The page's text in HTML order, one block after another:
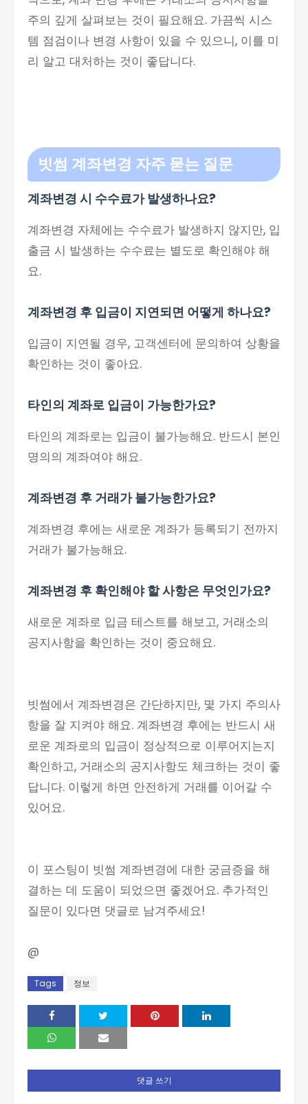
주의 깊게 살펴보는 것이 필요해요. 가끔씩 시스
템 점검이나 변경 사항이 있을 수 있으니, 이를 미
리 알고 대처하는 것이 좋답니다.
빗썸 계좌변경 자주 묻는 질문
계좌변경 시 수수료가 발생하나요?
계좌변경 자체에는 수수료가 발생하지 않지만, 입
출금 시 발생하는 수수료는 별도로 확인해야 해
요.
계좌변경 후 입금이 지연되면 어떻게 하나요?
입금이 지연될 경우, 고객센터에 문의하여 상황을
확인하는 것이 좋아요.
타인의 계좌로 입금이 가능한가요?
타인의 계좌로는 입금이 불가능해요. 반드시 본인
명의의 계좌여야 해요.
계좌변경 후 거래가 불가능한가요?
계좌변경 후에는 새로운 계좌가 등록되기 전까지
거래가 불가능해요.
계좌변경 후 확인해야 할 사항은 무엇인가요?
새로운 계좌로 입금 테스트를 해보고, 거래소의
공지사항을 확인하는 것이 중요해요.
빗썸에서 계좌변경은 간단하지만, 몇 가지 주의사
항을 잘 지켜야 해요. 계좌변경 후에는 반드시 새
로운 계좌로의 입금이 정상적으로 이루어지는지
확인하고, 거래소의 공지사항도 체크하는 것이 좋
답니다. 이렇게 하면 안전하게 거래를 이어갈 수
있어요.
이 포스팅이 빗썸 계좌변경에 대한 궁금증을 해
결하는 데 도움이 되었으면 좋겠어요. 추가적인
질문이 있다면 댓글로 남겨주세요!
@
Tags 정보
댓글 쓰기